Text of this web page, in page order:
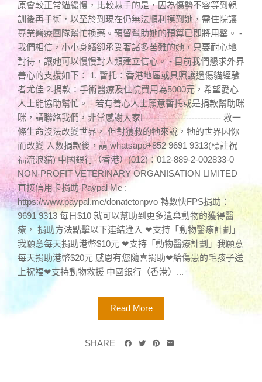
原會較正常貓緩慢，比較棘手的是，因為傷勢不容等到親
訓後再手術，以至於到現在仍無法順利摸到她，需住院讓
專業醫療團隊幫忙換藥。預留幫助她的預算已即將用罄。 -
我們相信，小小身軀卻承受著諸多苦難的她，只要耐心地
對待，讓她可以慢慢對人類建立信心。 - 目前我們懇求外界
善心的支援如下： 1. 暫托：香港地區或具照護過傷貓經驗
者尤佳 2.捐款：手術醫療及住院費用為5000元，希望愛心
人士能協助幫忙。 - 若有善心人士願意暫托或是捐款幫助咪
咪，請聯絡我們，非常感謝大家! -------------------------- 救一
條生命沒法改變世界， 但對獲救的牠來說，牠的世界因你
而改變 入數捐款後，請 whatsapp+852 9691 9313(標註祝
福流浪貓) 中國銀行（香港）(012)：012-889-2-002833-0
NON-PROFIT VETERINARY ORGANISATION LIMITED
直接信用卡捐助 Paypal Me :
https://www.paypal.me/donatetonpvo 轉數快FPS捐助：
9691 9313 每日$10 就可以幫助到更多遺棄動物的獲得醫
療， 捐助方法點擊以下連結進入 ❤支持「動物醫療計劃」
我願意每天捐助港幣$10元 ❤支持「動物醫療計劃」我願意
每天捐助港幣$20元 感恩有您隨喜捐助❤給傷患的毛孩子送
上祝福❤支持動物救援 中國銀行（香港）...
Read More
SHARE